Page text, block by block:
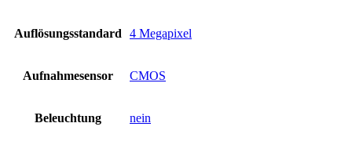
Auflösungsstandard 4 Megapixel
Aufnahmesensor CMOS
Beleuchtung nein